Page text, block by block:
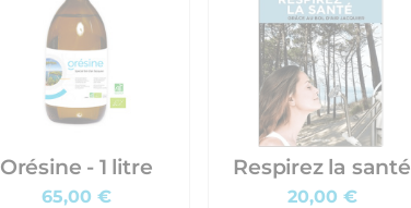
Orésine - 1 litre
65,00 €
Respirez la santé
20,00 €